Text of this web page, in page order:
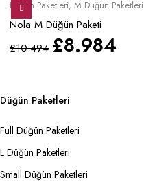
Düğün Paketleri,M Düğün Paketleri
Nola M Düğün Paketi
£10.494 £8.984
Düğün Paketleri
Full Düğün Paketleri
L Düğün Paketleri
Small Düğün Paketleri